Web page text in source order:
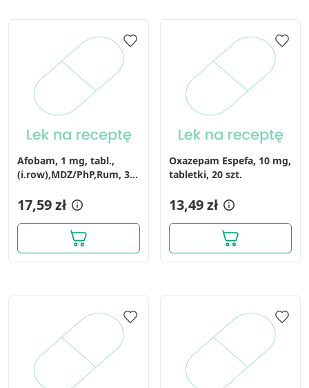
Afobam, 1 mg, tabl.,
(i.row),MDZ/PhP,Rum, 30
17,59 zł
Oxazepam Espefa, 10 mg,
tabletki, 20 szt.
13,49 zł